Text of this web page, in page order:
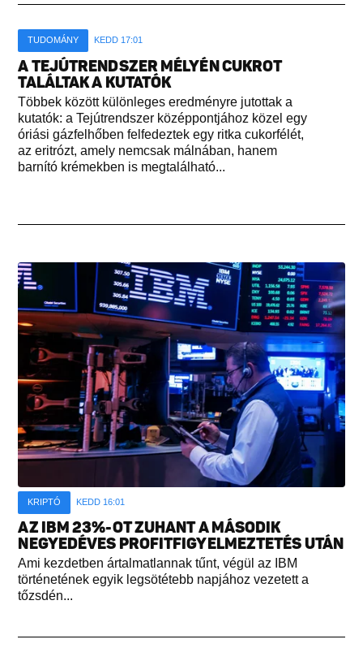
TUDOMÁNY KEDD 17:01
A TEJÚTRENDSZER MÉLYÉN CUKROT
TALÁLTAK A KUTATÓK
Többek között különleges eredményre jutottak a
kutatók: a Tejútrendszer középpontjához közel egy
óriási gázfelhőben felfedeztek egy ritka cukorfélét,
az eritrózt, amely nemcsak málnában, hanem
barnító krémekben is megtalálható...
KRIPTÓ KEDD 16:01
AZ IBM 23%-OT ZUHANT A MÁSODIK
NEGYEDÉVES PROFITFIGYELMEZTETÉS UTÁN
Ami kezdetben ártalmatlannak tűnt, végül az IBM
történetének egyik legsötétebb napjához vezetett a
tőzsdén...